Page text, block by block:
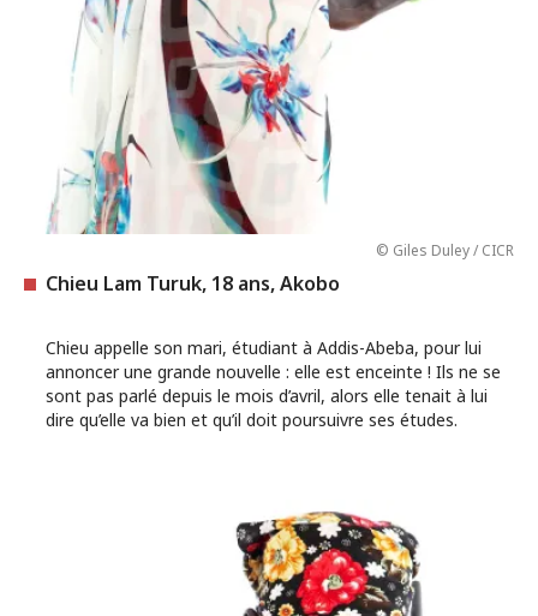
© Giles Duley / CICR
Chieu Lam Turuk, 18 ans, Akobo
Chieu appelle son mari, étudiant à Addis-Abeba, pour lui
annoncer une grande nouvelle : elle est enceinte ! Ils ne se
sont pas parlé depuis le mois d’avril, alors elle tenait à lui
dire qu’elle va bien et qu’il doit poursuivre ses études.